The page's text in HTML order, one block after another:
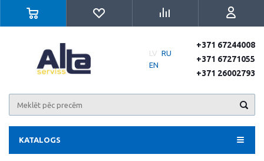
LV RU
EN
+371 67244008
+371 67271055
+371 26002793
KATALOGS